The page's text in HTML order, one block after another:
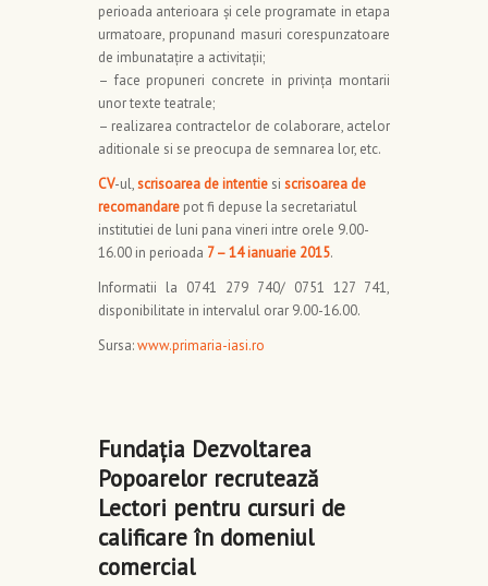
perioada anterioara şi cele programate in etapa
urmatoare, propunand masuri corespunzatoare
de imbunataţire a activitaţii;
– face propuneri concrete in privinţa montarii
unor texte teatrale;
– realizarea contractelor de colaborare, actelor
aditionale si se preocupa de semnarea lor, etc.
CV-ul,scrisoarea de intentiesi scrisoarea de
recomandare pot fi depuse la secretariatul
institutiei de luni pana vineri intre orele 9.00-
16.00 in perioada 7 – 14 ianuarie 2015.
Informatii la 0741 279 740/ 0751 127 741,
disponibilitate in intervalul orar 9.00-16.00.
Sursa:www.primaria-iasi.ro
Fundaţia Dezvoltarea
Popoarelor recrutează
Lectori pentru cursuri de
calificare în domeniul
comercial